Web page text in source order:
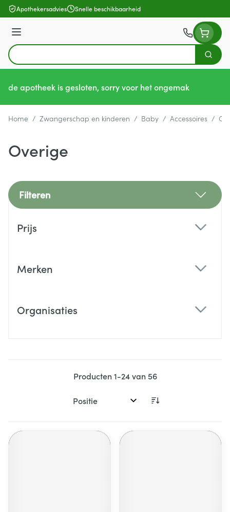
Ga naar de inhoud
Apothekersadvies Snelle beschikbaarheid
Menu
Product, merk, categorie...
Zoek
de apotheek is gesloten, sorry voor het ongemak
Home / Zwangerschap en kinderen / Baby / Accessoires /
Overige
Filteren
Prijs
Merken
Organisaties
Producten1-24van56
Sorteer op: